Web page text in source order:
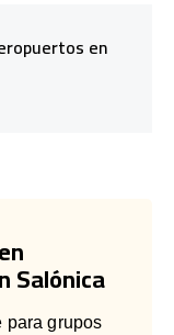
en
Salónica
para grupos